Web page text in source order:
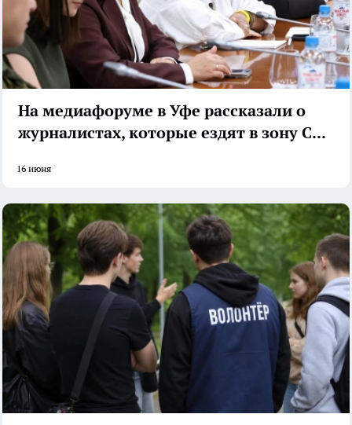
На медиафоруме в Уфе рассказали о
журналистах, которые ездят в зону СВО
16 июня